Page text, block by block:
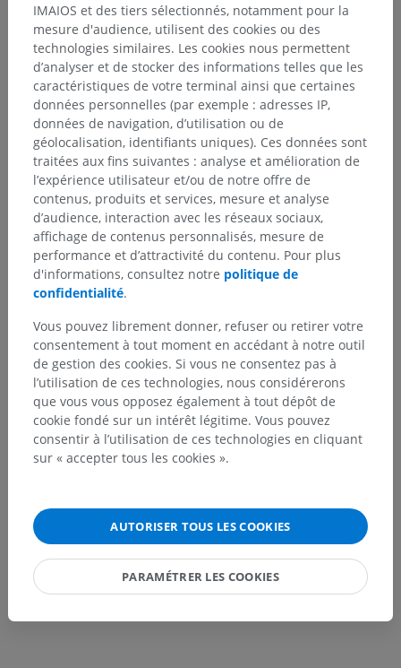
Région postérieure du coude
Anatomie humaine 1
Anatomie comparée chez l’animal
Traductions
Vous avez vu une erreur ?
N’hésitez pas à nous suggérer une correction, une
traduction, une amélioration de contenu.
Signaler un problème
IMAIOS et des tiers sélectionnés, notamment pour la
mesure d'audience, utilisent des cookies ou des
technologies similaires. Les cookies nous permettent
d’analyser et de stocker des informations telles que les
caractéristiques de votre terminal ainsi que certaines
données personnelles (par exemple : adresses IP,
données de navigation, d’utilisation ou de
géolocalisation, identifiants uniques). Ces données sont
traitées aux fins suivantes : analyse et amélioration de
l’expérience utilisateur et/ou de notre offre de
contenus, produits et services, mesure et analyse
d’audience, interaction avec les réseaux sociaux,
affichage de contenus personnalisés, mesure de
performance et d’attractivité du contenu. Pour plus
d'informations, consultez notre politique de
confidentialité.
Vous pouvez librement donner, refuser ou retirer votre
consentement à tout moment en accédant à notre outil
de gestion des cookies. Si vous ne consentez pas à
l’utilisation de ces technologies, nous considérerons
que vous vous opposez également à tout dépôt de
cookie fondé sur un intérêt légitime. Vous pouvez
consentir à l’utilisation de ces technologies en cliquant
sur « accepter tous les cookies ».
AUTORISER TOUS LES COOKIES
PARAMÉTRER LES COOKIES